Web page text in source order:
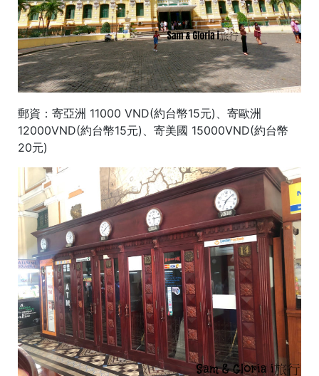
郵資：寄亞洲 11000 VND(約台幣15元)、寄歐洲
12000VND(約台幣15元)、寄美國 15000VND(約台幣
20元)